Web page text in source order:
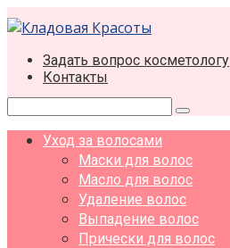
Перейти
к
контентуЗадать вопрос косметологу
Контакты
Поиск:
Уход за волосами
Маски для волос
Масло для волос
Удаление волос
Выпадение волос
Прически для волос